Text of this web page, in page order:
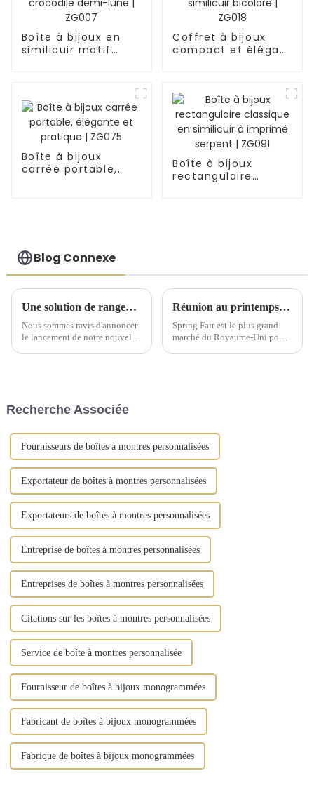
Boîte à bijoux en
similicuir motif
Coffret à bijoux
compact et élégant
Boîte à bijoux
carrée portable,
Boîte à bijoux
rectangulaire
Blog Connexe
Une solution de rangement artisanale exquise dévoilée lors d'une conférence de lancement de nouveaux produits
Nous sommes ravis d'annoncer
le lancement de notre nouvelle
bijoux, ...
Réunion au printemps 2025 du Comité exécutif national de Birmingham
Spring Fair est le plus grand
marché du Royaume-Uni pour
Recherche Associée
Fournisseurs de boîtes à montres personnalisées
Exportateur de boîtes à montres personnalisées
Exportateurs de boîtes à montres personnalisées
Entreprise de boîtes à montres personnalisées
Entreprises de boîtes à montres personnalisées
Citations sur les boîtes à montres personnalisées
Service de boîte à montres personnalisée
Fournisseur de boîtes à bijoux monogrammées
Fabricant de boîtes à bijoux monogrammées
Fabrique de boîtes à bijoux monogrammées